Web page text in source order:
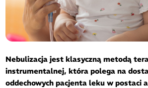
Nebulizacja jest klasyczną metodą
instrumentalnej, która polega na
oddechowych pacjenta leku w postaci